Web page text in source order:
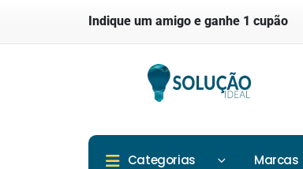
Indique um amigo e ganhe 1 cupão
Categorias Marcas